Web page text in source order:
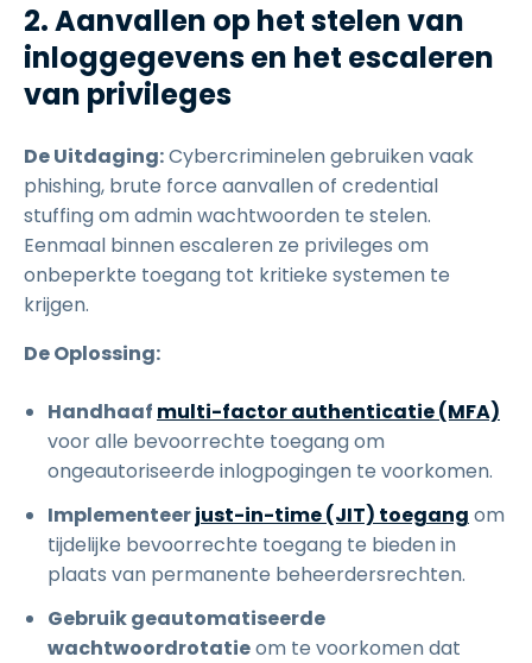
2. Aanvallen op het stelen van
inloggegevens en het escaleren
van privileges
De Uitdaging:Cybercriminelen gebruiken vaak
phishing, brute force aanvallen of credential
stuffing om admin wachtwoorden te stelen.
Eenmaal binnen escaleren ze privileges om
onbeperkte toegang tot kritieke systemen te
krijgen.
De Oplossing:
Handhaaf multi-factor authenticatie (MFA)
voor alle bevoorrechte toegang om
ongeautoriseerde inlogpogingen te voorkomen.
Implementeerjust-in-time (JIT) toegang om
tijdelijke bevoorrechte toegang te bieden in
plaats van permanente beheerdersrechten.
Gebruik geautomatiseerde
wachtwoordrotatieom te voorkomen dat